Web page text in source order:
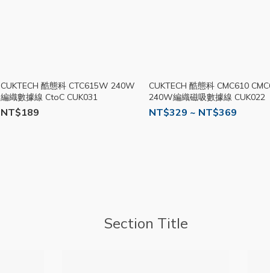
CUKTECH 酷態科 CTC615W 240W
編織數據線 CtoC CUK031
NT$189
CUKTECH 酷態科 CMC610 CMC615
240W編織磁吸數據線 CUK022
NT$329 ~ NT$369
Section Title